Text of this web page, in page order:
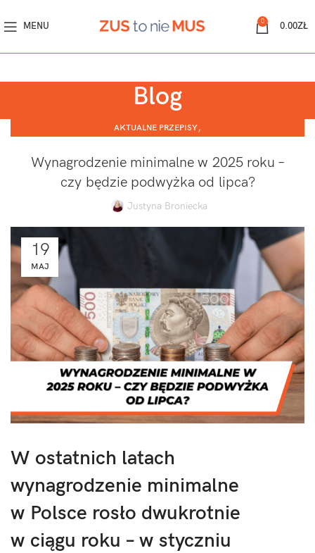
MENU 0 0.00ZŁ
Blog
AKTUALNE PRZEPISY,
ZATRUDNIANIE I ROZLICZANIE PRACOWNIKÓW
Wynagrodzenie minimalne w 2025 roku –
czy będzie podwyżka od lipca?
Justyna Broniecka
19
MAJ
W ostatnich latach
wynagrodzenie minimalne
w Polsce rosło dwukrotnie
w ciągu roku – w styczniu